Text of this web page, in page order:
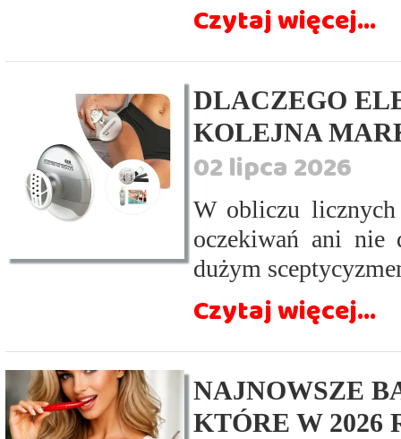
Czytaj więcej...
DLACZEGO
KOLEJNA
02 lipca 2026
W obliczu licznych
oczekiwań ani nie
dużym
Czytaj więcej...
NAJNOWSZE
KTÓRE W 2026